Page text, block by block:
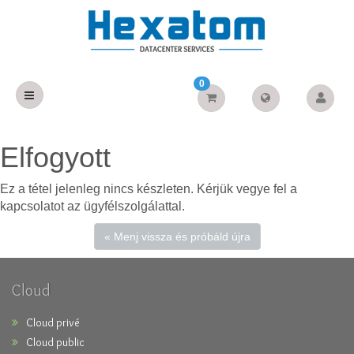
0
Elfogyott
Ez a tétel jelenleg nincs készleten. Kérjük vegye fel a
kapcsolatot az ügyfélszolgálattal.
« Menj vissza és próbáld újra
Cloud
Cloud privé
Cloud public